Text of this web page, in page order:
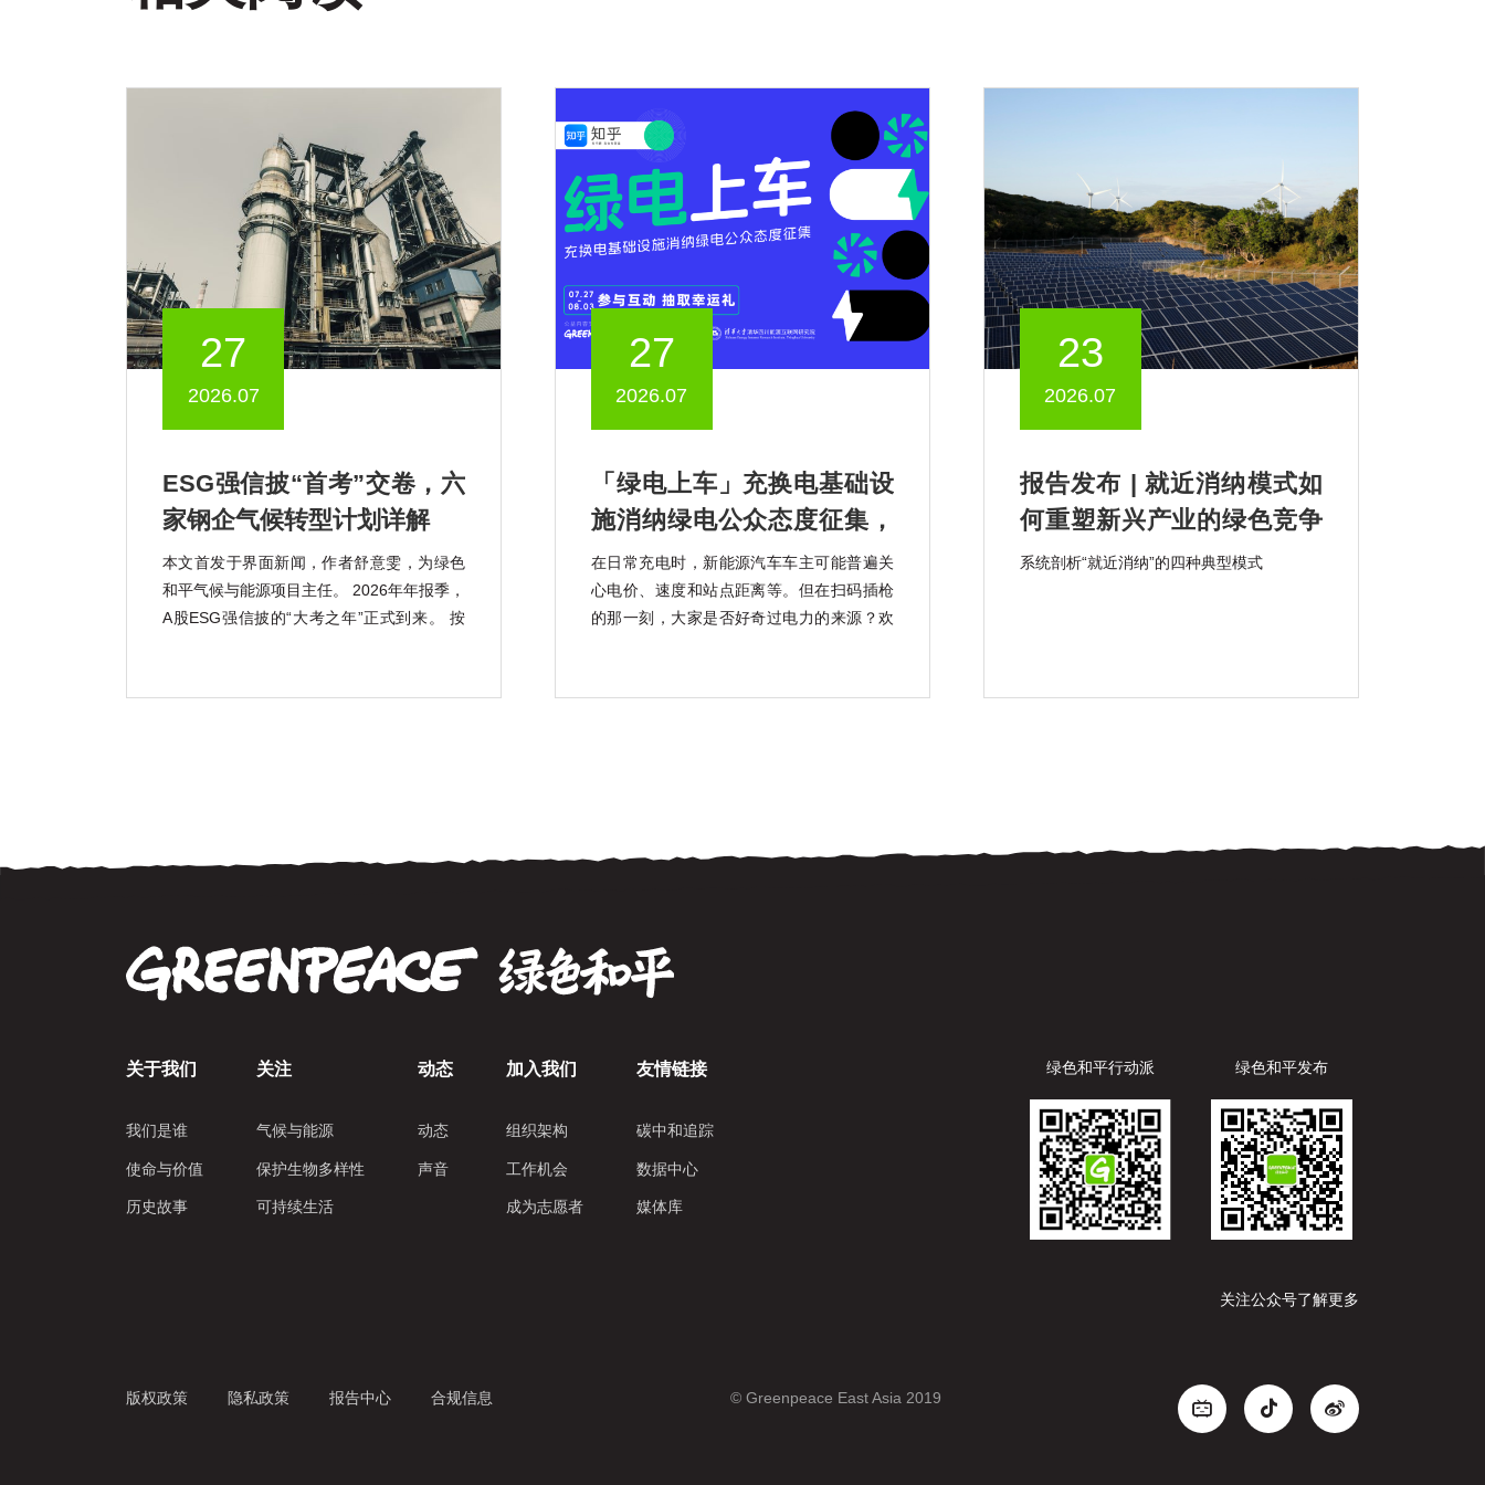
27
2026.07
ESG强信披“首考”交卷，六
家钢企气候转型计划详解
本文首发于界面新闻，作者舒意雯，为绿色
和平气候与能源项目主任。 2026年年报季，
A股ESG强信披的“大考之年”正式到来。 按
份(600010.SH)、鞍钢股份(000898.SZ)、马
27
2026.07
「绿电上车」充换电基础设
施消纳绿电公众态度征集，
知乎上线中
在日常充电时，新能源汽车车主可能普遍关
心电价、速度和站点距离等。但在扫码插枪
的那一刻，大家是否好奇过电力的来源？欢
23
2026.07
报告发布 | 就近消纳模式如
何重塑新兴产业的绿色竞争
力？
系统剖析“就近消纳”的四种典型模式
关于我们
我们是谁
使命与价值
历史故事
关注
气候与能源
保护生物多样性
可持续生活
动态
动态
声音
加入我们
组织架构
工作机会
成为志愿者
友情链接
碳中和追踪
数据中心
媒体库
绿色和平行动派 绿色和平发布
关注公众号了解更多
版权政策 隐私政策 报告中心 合规信息 © Greenpeace East Asia 2019